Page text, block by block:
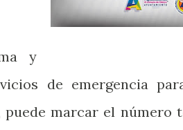
y
de emergencia
marcar el número